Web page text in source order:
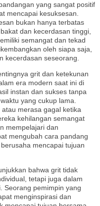
yang sangat positif
mencapai kesuksesan.
bukan hanya terbatas
dan kecerdasan tinggi,
semangat dan tekad
oleh siapa saja,
kecerdasan seseorang.
grit dan ketekunan
era modern saat ini di
instan dan sukses tanpa
yang cukup lama.
merasa gagal ketika
kehilangan semangat
mempelajari dan
mengubah cara pandang
mencapai tujuan
bahwa grit tidak
tetapi juga dalam
Seorang pemimpin yang
menginspirasi dan